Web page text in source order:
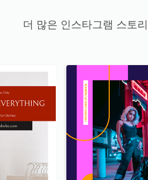
더 많은 인스타그램 스토